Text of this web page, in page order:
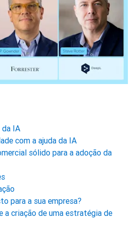
da IA
com a ajuda da IA
sólido para a adoção da
para a sua empresa?
a criação de uma estratégia de